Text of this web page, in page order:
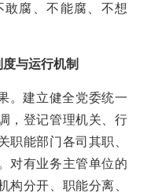
腐、不能腐、不想
与运行机制
。建立健全党委统一
，登记管理机关、行
职能部门各司其职、
对有业务主管单位的
构分开、职能分离、